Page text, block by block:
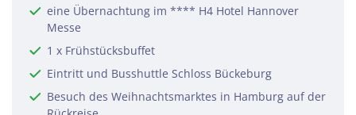
eine Übernachtung im **** H4 Hotel Hannover
Messe
1 x Frühstücksbuffet
Eintritt und Busshuttle Schloss Bückeburg
Besuch des Weihnachtsmarktes in Hamburg auf der